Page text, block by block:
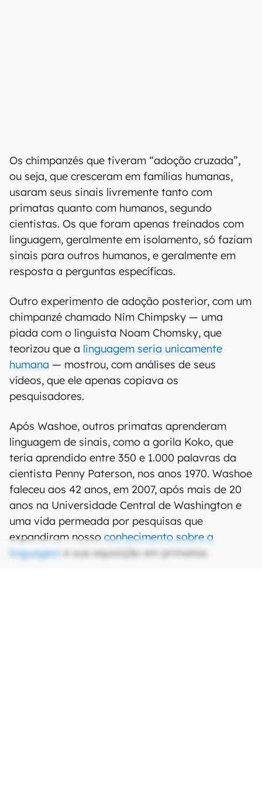
Os chimpanzés que tiveram “adoção cruzada”,
ou seja, que cresceram em famílias humanas,
usaram seus sinais livremente tanto com
primatas quanto com humanos, segundo
cientistas. Os que foram apenas treinados com
linguagem, geralmente em isolamento, só faziam
sinais para outros humanos, e geralmente em
resposta a perguntas específicas.
Outro experimento de adoção posterior, com um
chimpanzé chamado Nim Chimpsky — uma
piada com o linguista Noam Chomsky, que
teorizou que a linguagem seria unicamente
humana — mostrou, com análises de seus
vídeos, que ele apenas copiava os
pesquisadores.
Após Washoe, outros primatas aprenderam
linguagem de sinais, como a gorila Koko, que
teria aprendido entre 350 e 1.000 palavras da
cientista Penny Paterson, nos anos 1970. Washoe
faleceu aos 42 anos, em 2007, após mais de 20
anos na Universidade Central de Washington e
uma vida permeada por pesquisas que
expandiram nosso conhecimento sobre a
linguageme sua aquisição em primatas.